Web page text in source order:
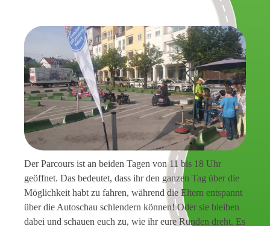
Der Parcours ist an beiden Tagen von 11 bis 18 Uhr
geöffnet. Das bedeutet, dass ihr den ganzen Tag über die
Möglichkeit habt zu fahren, während die Eltern entspannt
über die Autoschau schlendern können! Oder sie bleiben
dabei und schauen euch zu, wie ihr eure Runden dreht. Es